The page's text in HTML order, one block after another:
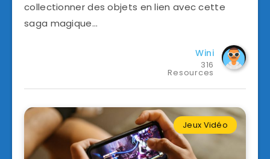
collectionner des objets en lien avec cette
saga magique…
Wini
316
Resources
Jeux Vidéo